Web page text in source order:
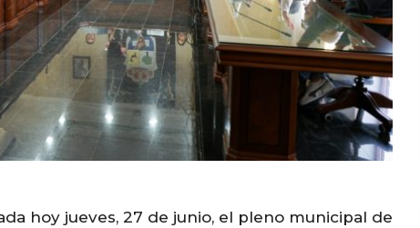
hoy jueves, 27 de junio, el pleno municipal de